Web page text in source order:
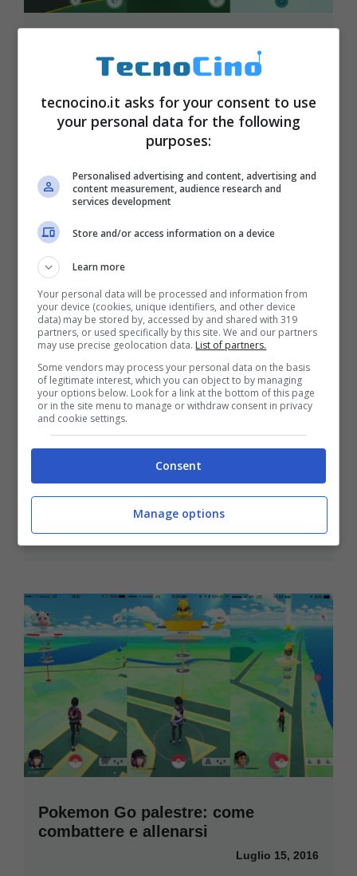
Pokemon Go: come allenare i
Pokemon Go: come diventare
Pokemon Go palestre: come
combattere e allenarsi
Luglio 15, 2016
tecnocino.it asks for your consent to use
your personal data for the following
purposes:
Personalised advertising and content, advertising and
content measurement, audience research and
services development
Store and/or access information on a device
Learn more
Your personal data will be processed and information from
your device (cookies, unique identifiers, and other device
data) may be stored by, accessed by and shared with 319
partners, or used specifically by this site. We and our partners
may use precise geolocation data. List of partners.
Some vendors may process your personal data on the basis
of legitimate interest, which you can object to by managing
your options below. Look for a link at the bottom of this page
or in the site menu to manage or withdraw consent in privacy
and cookie settings.
Consent
Manage options